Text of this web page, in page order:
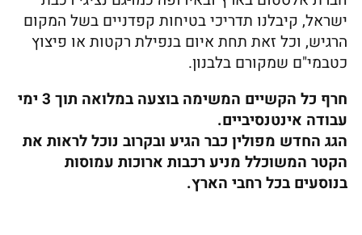
ישראל, קיבלנו תדריכי בטיחות קפדניים בשל המקום
הרגיש, וכל זאת תחת איום בנפילת רקטות או פיצוץ
כטבמי"ם שמקורם בלבנון.
חרף כל הקשיים המשימה בוצעה במלואה תוך 3 ימי
עבודה אינטנסיביים.
הגג החדש מפולין כבר הגיע ובקרוב נוכל לראות את
הקטר המשוכלל מניע רכבות ארוכות עמוסות
בנוסעים בכל רחבי הארץ.